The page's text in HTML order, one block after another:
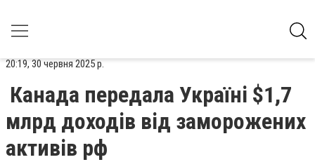
20:19, 30 червня 2025 р.
Канада передала Україні $1,7
млрд доходів від заморожених
активів рф